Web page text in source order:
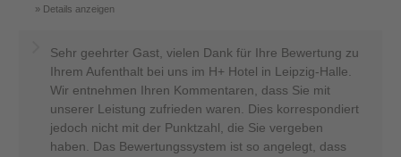
Details anzeigen
Sehr geehrter Gast, vielen Dank für Ihre Bewertung zu
Ihrem Aufenthalt bei uns im H+ Hotel in Leipzig-Halle.
Wir entnehmen Ihren Kommentaren, dass Sie mit
unserer Leistung zufrieden waren. Dies korrespondiert
jedoch nicht mit der Punktzahl, die Sie vergeben
haben. Das Bewertungssystem ist so angelegt, dass